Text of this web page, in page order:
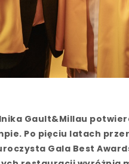
Gault&Millau
Po pięciu latach
Gala Best